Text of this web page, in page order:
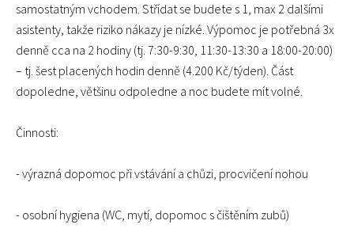
samostatným vchodem. Střídat se budete s 1, max 2 dalšími
asistenty, takže riziko nákazy je nízké. Výpomoc je potřebná 3x
denně cca na 2 hodiny (tj. 7:30-9:30, 11:30-13:30 a 18:00-20:00)
– tj. šest placených hodin denně (4.200 Kč/týden). Část
dopoledne, většinu odpoledne a noc budete mít volné.
Činnosti:
- výrazná dopomoc při vstávání a chůzi, procvičení nohou
- osobní hygiena (WC, mytí, dopomoc s čištěním zubů)